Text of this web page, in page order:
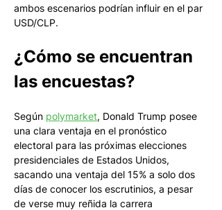
ambos escenarios podrían influir en el par
USD/CLP.
¿Cómo se encuentran
las encuestas?
Según polymarket, Donald Trump posee
una clara ventaja en el pronóstico
electoral para las próximas elecciones
presidenciales de Estados Unidos,
sacando una ventaja del 15% a solo dos
días de conocer los escrutinios, a pesar
de verse muy reñida la carrera